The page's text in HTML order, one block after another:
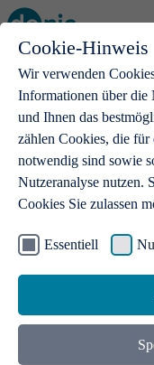
Cookie-Hinweis
Wir verwenden
Informationen über die
und Ihnen das
zählen Cookies, die für
notwendig sind sowie
Nutzeranalyse nutzen.
Cookies Sie zulassen
Essentiell
Open main menu
.de-Domains
Mit einer .de-Domain